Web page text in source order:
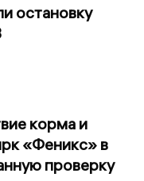
остановку
корма и
«Феникс» в
проверку